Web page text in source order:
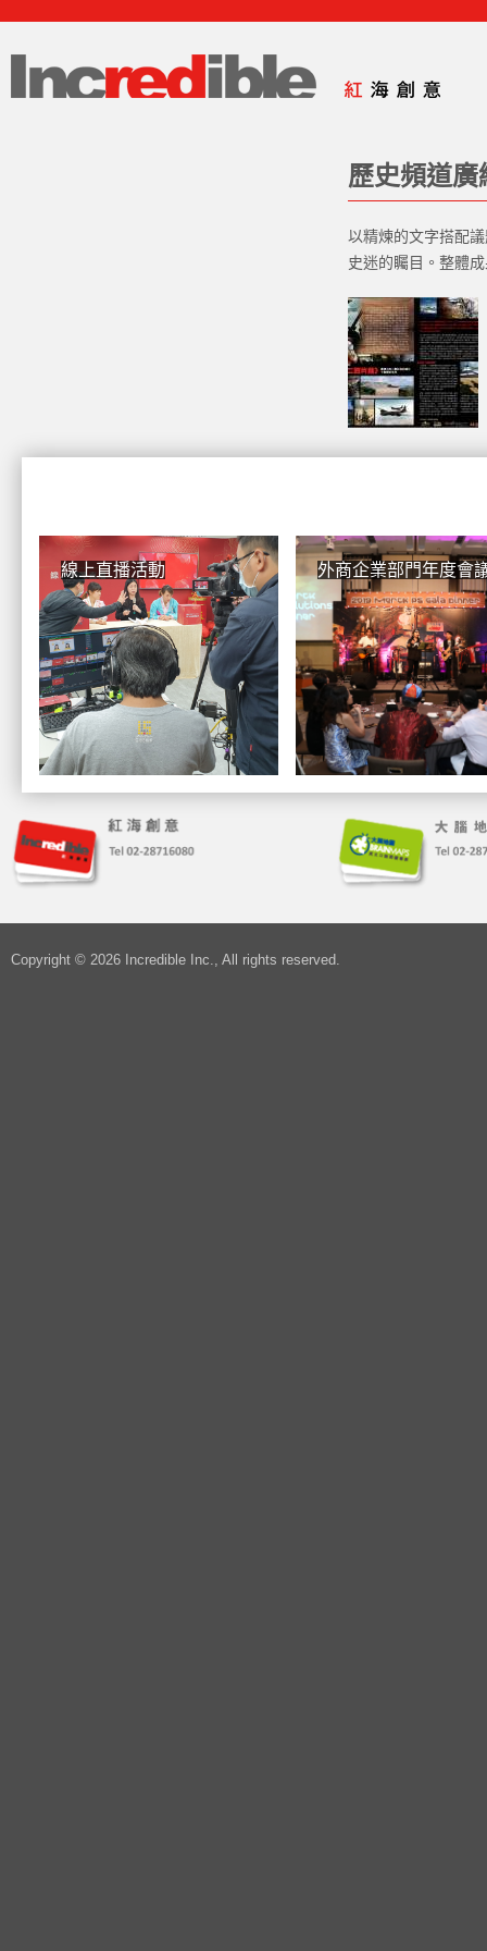
歷史頻道廣
以精煉的文字搭配
史迷的矚目。整體
線上直播活動 外商企業部門年度會
Copyright © 2026 Incredible Inc., All rights reserved.